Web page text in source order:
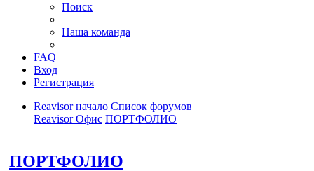
Поиск
Наша команда
FAQ
Вход
Регистрация
Reavisor начало Список форумов
Reavisor Офис ПОРТФОЛИО
ПОРТФОЛИО